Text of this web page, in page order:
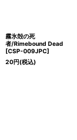
霧氷殻の死
者/Rimebound Dead
[CSP-009JPC]
20円(税込)